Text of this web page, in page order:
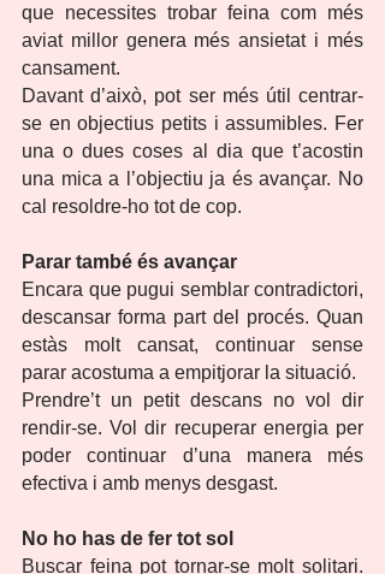
que necessites trobar feina com més
aviat millor genera més ansietat i més
cansament.
Davant d’això, pot ser més útil centrar-
se en objectius petits i assumibles. Fer
una o dues coses al dia que t’acostin
una mica a l’objectiu ja és avançar. No
cal resoldre-ho tot de cop.
Parar també és avançar
Encara que pugui semblar contradictori,
descansar forma part del procés. Quan
estàs molt cansat, continuar sense
parar acostuma a empitjorar la situació.
Prendre’t un petit descans no vol dir
rendir-se. Vol dir recuperar energia per
poder continuar d’una manera més
efectiva i amb menys desgast.
No ho has de fer tot sol
Buscar feina pot tornar-se molt solitari.